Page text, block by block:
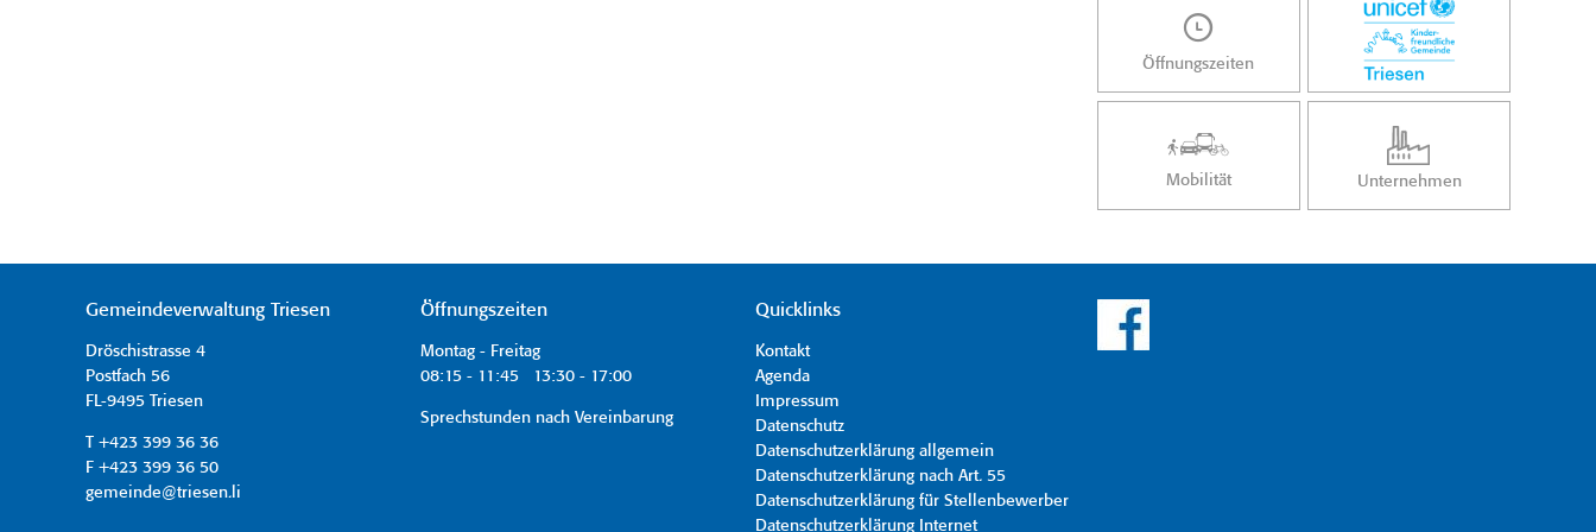
Öffnungszeiten
Mobilität Unternehmen
Gemeindeverwaltung Triesen
Dröschistrasse 4
Postfach 56
FL-9495 Triesen
T +423 399 36 36
F +423 399 36 50
gemeinde@triesen.li
Öffnungszeiten
Montag - Freitag
08:15 - 11:45 13:30 - 17:00
Sprechstunden nach Vereinbarung
Quicklinks
Kontakt
Agenda
Impressum
Datenschutz
Datenschutzerklärung allgemein
Datenschutzerklärung nach Art. 55
Datenschutzerklärung für Stellenbewerber
Datenschutzerklärung Internet